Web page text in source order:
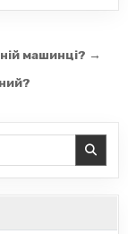
машинці? →